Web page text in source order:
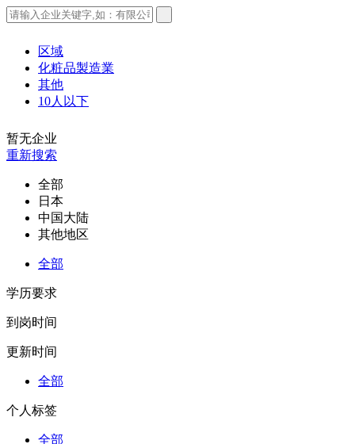
区域
化粧品製造業
其他
10人以下
暂无企业
重新搜索
全部
日本
中国大陆
其他地区
全部
学历要求
到岗时间
更新时间
全部
个人标签
全部